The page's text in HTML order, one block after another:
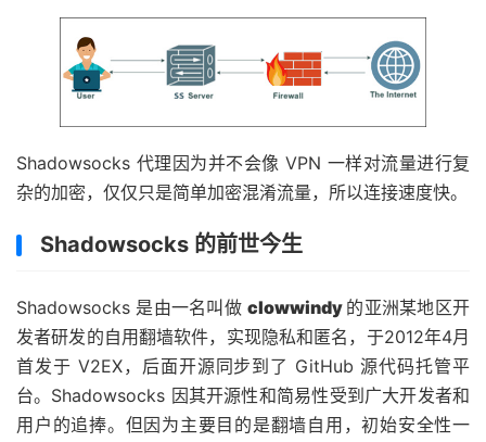
Shadowsocks 代理因为并不会像 VPN 一样对流量进行复
杂的加密，仅仅只是简单加密混淆流量，所以连接速度快。
Shadowsocks 的前世今生
Shadowsocks 是由一名叫做clowwindy 的亚洲某地区开
发者研发的自用翻墙软件，实现隐私和匿名，于2012年4月
首发于 V2EX，后面开源同步到了 GitHub 源代码托管平
台。Shadowsocks 因其开源性和简易性受到广大开发者和
用户的追捧。但因为主要目的是翻墙自用，初始安全性一